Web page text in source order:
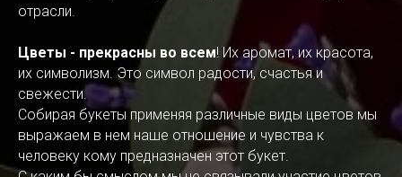
отрасли.
Цветы - прекрасны во всем! Их аромат, их красота,
их символизм. Это символ радости, счастья и
свежести.
Собирая букеты применяя различные виды цветов мы
выражаем в нем наше отношение и чувства к
человеку кому предназначен этот букет.